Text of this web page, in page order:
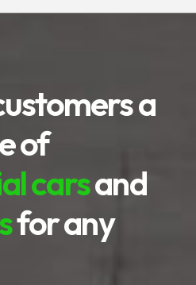
a
of
carsand
for any